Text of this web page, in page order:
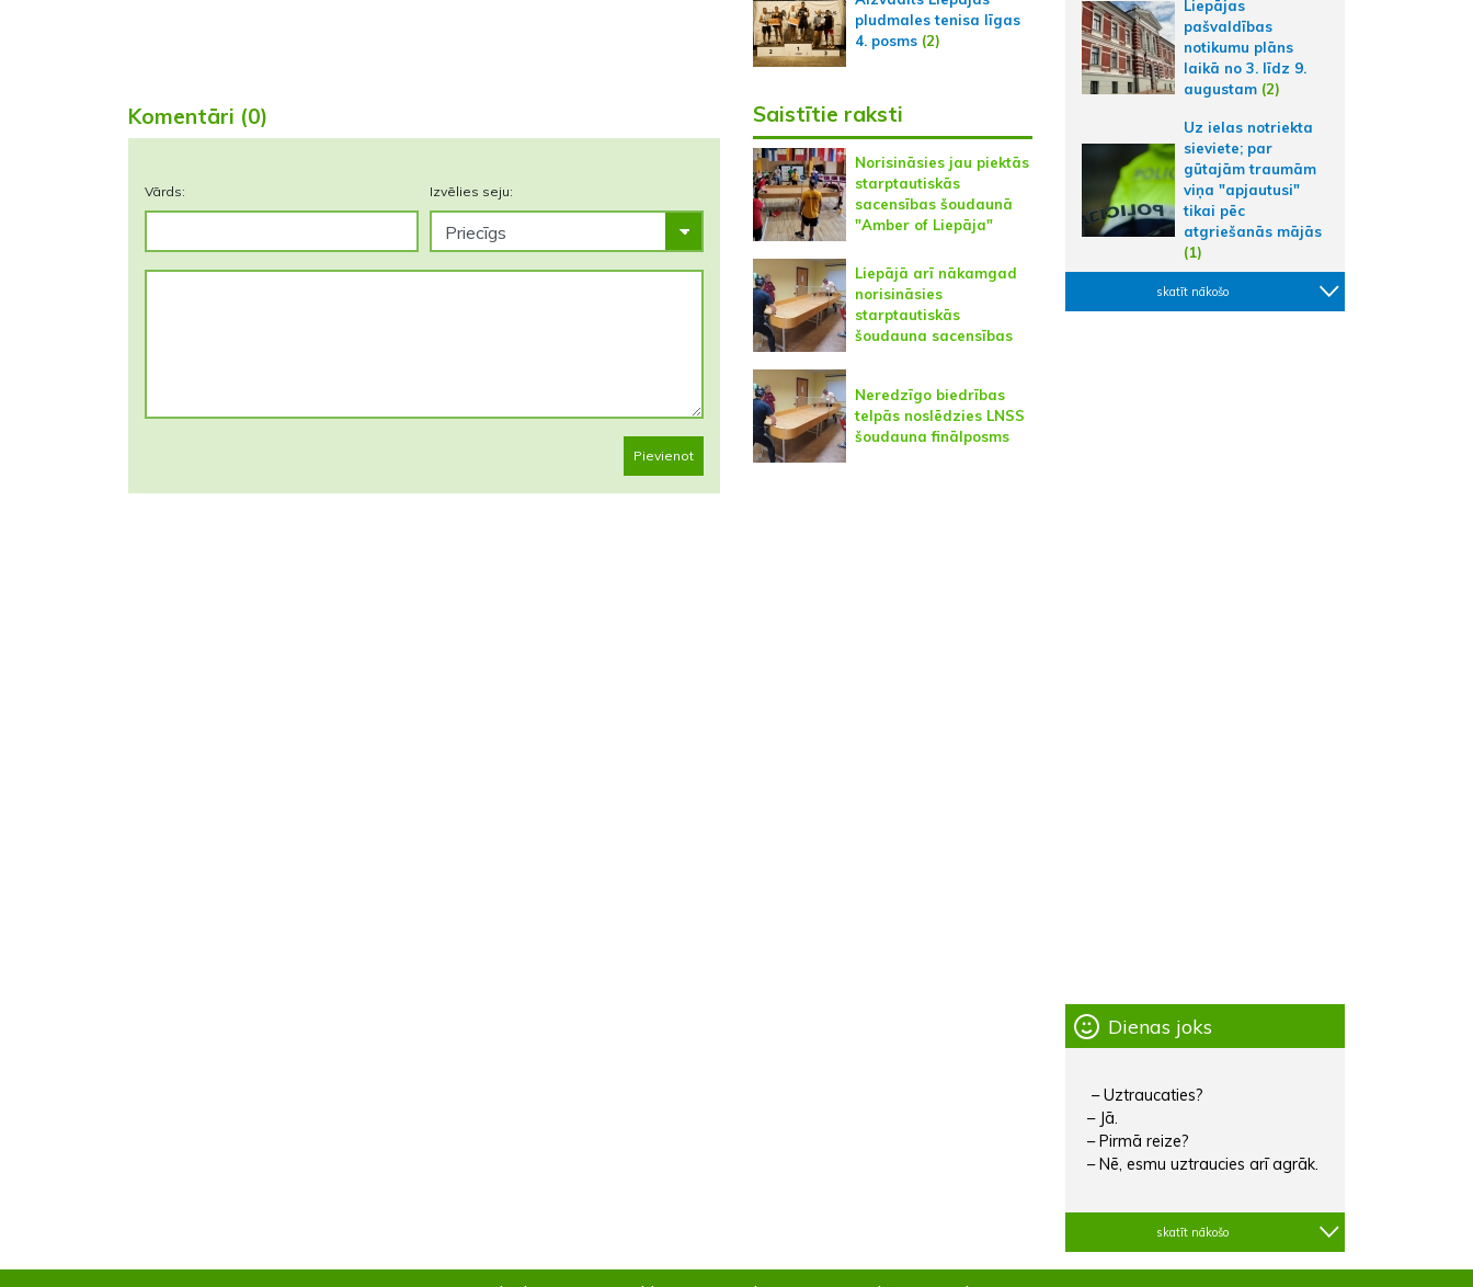
Komentāri (0)
Vārds: Izvēlies seju:
Pievienot
pludmales tenisa līgas
4. posms(2)
Saistītie raksti
Norisināsies jau piektās
starptautiskās
sacensības šoudaunā
"Amber of Liepāja"
Liepājā arī nākamgad
norisināsies
starptautiskās
šoudauna sacensības
Neredzīgo biedrības
telpās noslēdzies LNSS
šoudauna finālposms
Liepājas
pašvaldības
notikumu plāns
laikā no 3. līdz 9.
augustam (2)
Uz ielas notriekta
sieviete; par
gūtajām traumām
viņa "apjautusi"
tikai pēc
atgriešanās mājās
(1)
skatīt nākošo
Dienas joks
– Uztraucaties?
– Jā.
– Pirmā reize?
– Nē, esmu uztraucies arī agrāk.
skatīt nākošo